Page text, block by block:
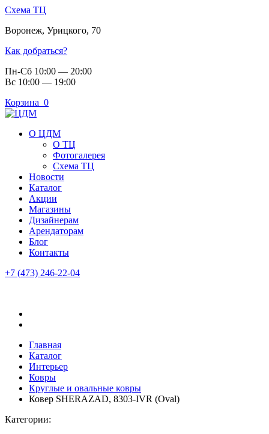
Схема ТЦ
Воронеж, Урицкого, 70
Как добраться?
Пн-Сб 10:00 — 20:00
Вс 10:00 — 19:00
Корзина 0
О ЦДМ
О ТЦ
Фотогалерея
Схема ТЦ
Новости
Каталог
Акции
Магазины
Дизайнерам
Арендаторам
Блог
Контакты
+7 (473) 246-22-04
Главная
Каталог
Интерьер
Ковры
Круглые и овальные ковры
Ковер SHERAZAD, 8303-IVR (Oval)
Категории: